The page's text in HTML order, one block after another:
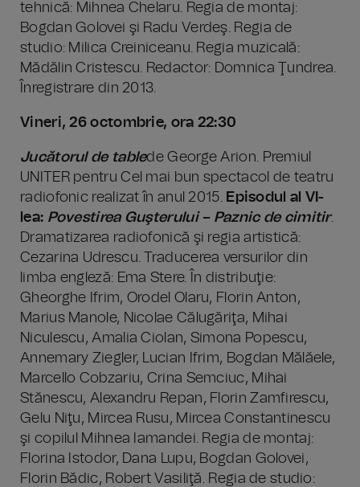
tehnică: Mihnea Chelaru. Regia de montaj:
Bogdan Golovei şi Radu Verdeş. Regia de
studio: Milica Creiniceanu. Regia muzicală:
Mădălin Cristescu. Redactor: Domnica Ţundrea.
Înregistrare din 2013.
Vineri, 26 octombrie, ora 22:30
Jucătorul de tablede George Arion. Premiul
UNITER pentru Cel mai bun spectacol de teatru
radiofonic realizat în anul 2015. Episodul al VI-
lea: Povestirea Guşterului – Paznic de cimitir.
Dramatizarea radiofonică şi regia artistică:
Cezarina Udrescu. Traducerea versurilor din
limba engleză: Ema Stere. În distribuţie:
Gheorghe Ifrim, Orodel Olaru, Florin Anton,
Marius Manole, Nicolae Călugăriţa, Mihai
Niculescu, Amalia Ciolan, Simona Popescu,
Annemary Ziegler, Lucian Ifrim, Bogdan Mălăele,
Marcello Cobzariu, Crina Semciuc, Mihai
Stănescu, Alexandru Repan, Florin Zamfirescu,
Gelu Niţu, Mircea Rusu, Mircea Constantinescu
şi copilul Mihnea Iamandei. Regia de montaj:
Florina Istodor, Dana Lupu, Bogdan Golovei,
Florin Bădic, Robert Vasiliţă. Regia de studio: